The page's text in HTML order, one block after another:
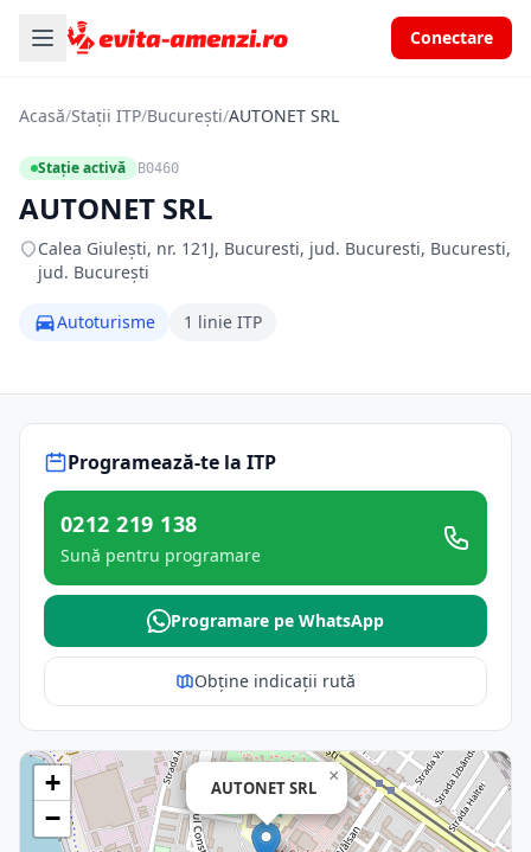
Conectare
Acasă/Stații ITP/București/AUTONET SRL
Stație activă B0460
AUTONET SRL
Calea Giuleşti, nr. 121J, Bucuresti, jud. Bucuresti, Bucuresti,
jud. București
Autoturisme 1 linie ITP
Programează-te la ITP
0212 219 138
Sună pentru programare
Programare pe WhatsApp
Obține indicații rută
AUTONET SRL
×
+
−